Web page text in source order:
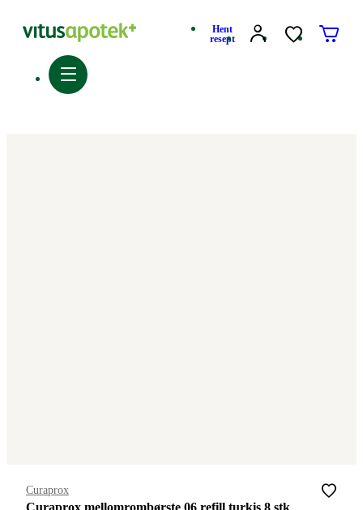
Hent
resept
Merke:
Curaprox
Curaprox mellomrombørste 06 refill turkis 8 stk